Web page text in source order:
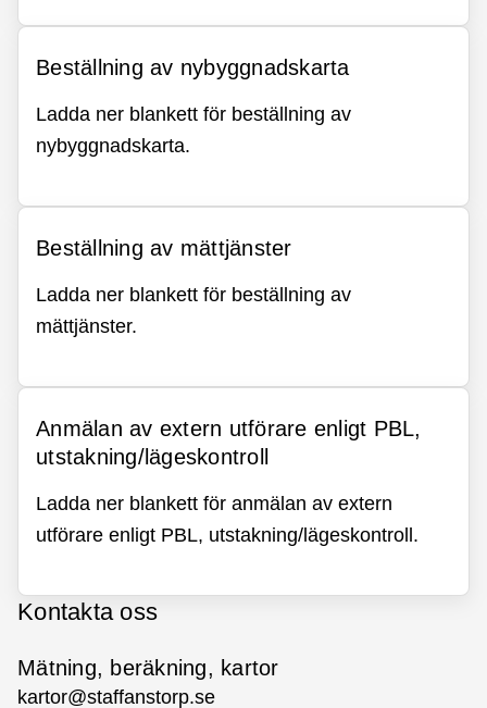
Beställning av nybyggnadskarta
Ladda ner blankett för beställning av
nybyggnadskarta.
Beställning av mättjänster
Ladda ner blankett för beställning av
mättjänster.
Anmälan av extern utförare enligt PBL,
utstakning/lägeskontroll
Ladda ner blankett för anmälan av extern
utförare enligt PBL, utstakning/lägeskontroll.
Kontakta oss
Mätning, beräkning, kartor
kartor@staffanstorp.se